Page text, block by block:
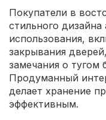
Покупатели в
стильного дизайна
использования,
закрывания
замечания о тугом
Продуманный
делает хранение
эффективным.